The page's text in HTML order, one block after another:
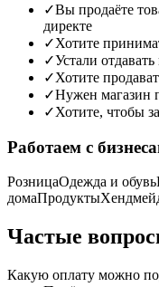
✓Вы продаёте
директе
✓Хотите
✓Устали
✓Хотите
✓Нужен магазин
✓Хотите, чтобы
Работаем с
РозницаОдежда и обувь
домаПродукты
Частые
Какую оплату можно